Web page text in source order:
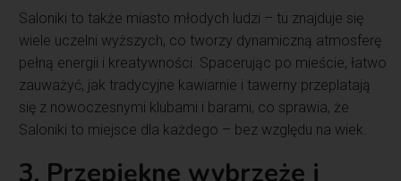
Saloniki to także miasto młodych ludzi – tu znajduje się
wiele uczelni wyższych, co tworzy dynamiczną atmosferę
pełną energii i kreatywności. Spacerując po mieście, łatwo
zauważyć, jak tradycyjne kawiarnie i tawerny przeplatają
się z nowoczesnymi klubami i barami, co sprawia, że
Saloniki to miejsce dla każdego – bez względu na wiek.
3. Przepiękne wybrzeże i